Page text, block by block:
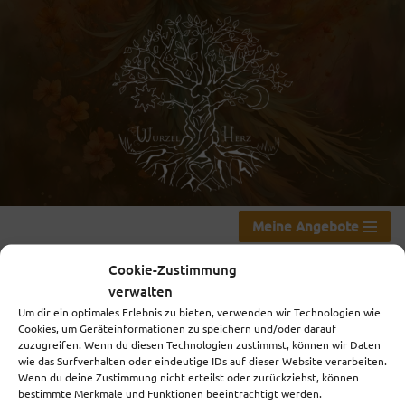
Cookie-Zustimmung
verwalten
Um dir ein optimales Erlebnis zu bieten, verwenden wir Technologien wie
Cookies, um Geräteinformationen zu speichern und/oder darauf
zuzugreifen. Wenn du diesen Technologien zustimmst, können wir Daten
wie das Surfverhalten oder eindeutige IDs auf dieser Website verarbeiten.
Wenn du deine Zustimmung nicht erteilst oder zurückziehst, können
bestimmte Merkmale und Funktionen beeinträchtigt werden.
Meine Angebote
Achtsamkeit &
Visualisierungsübung